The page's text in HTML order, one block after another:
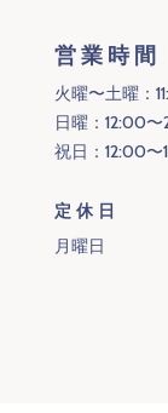
営業時間
火曜〜土曜：
日曜：12:00
祝日：12:00〜
定休日
月曜日